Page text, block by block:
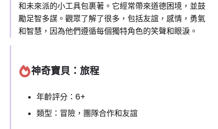
和未來派的小工具包裹著。它經常帶來道德困境，並鼓
勵足智多謀。觀眾了解了很多，包括友誼，感情，勇氣
和智慧，因為他們遵循每個獨特角色的笑聲和眼淚。
神奇寶貝：旅程
年齡評分：6+
類型：冒險，團隊合作和友誼